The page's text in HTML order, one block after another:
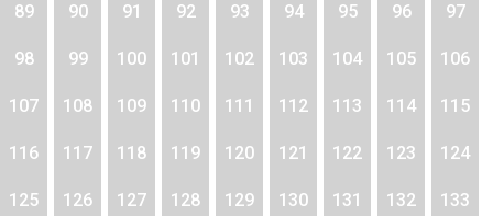
89 90 91 92 93 94 95 96 97
98 99 100 101 102 103 104 105 106
107 108 109 110 111 112 113 114 115
116 117 118 119 120 121 122 123 124
125 126 127 128 129 130 131 132 133